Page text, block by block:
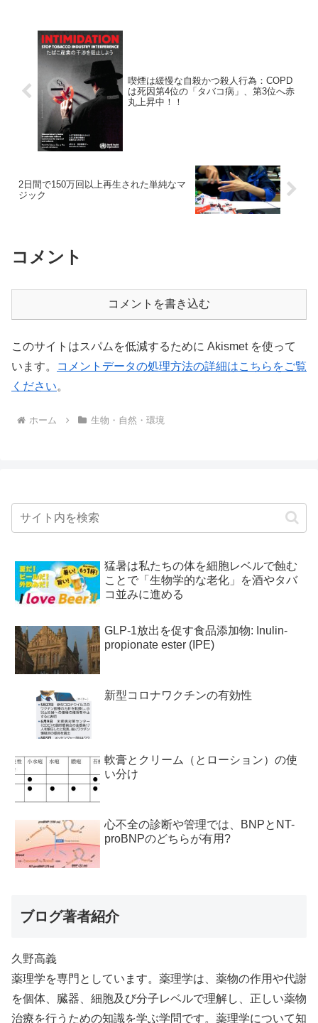
喫煙は緩慢な自殺かつ殺人行為：COPD
は死因第4位の「タバコ病」、第3位へ赤
丸上昇中！！
2日間で150万回以上再生された単純なマ
ジック
コメント
コメントを書き込む
このサイトはスパムを低減するために Akismet を使って
います。
コメントデータの処理方法の詳細はこちらをご覧
ください。
ホーム 生物・自然・環境
猛暑は私たちの体を細胞レベルで蝕む
ことで「生物学的な老化」を酒やタバ
コ並みに進める
GLP-1放出を促す食品添加物: Inulin-
propionate ester (IPE)
新型コロナワクチンの有効性
軟膏とクリーム（とローション）の使
い分け
心不全の診断や管理では、BNPとNT-
proBNPのどちらが有用?
ブログ著者紹介
久野高義
薬理学を専門としています。薬理学は、薬物の作用や代謝
を個体、臓器、細胞及び分子レベルで理解し、正しい薬物
治療を行うための知識を学ぶ学問です。薬理学について知